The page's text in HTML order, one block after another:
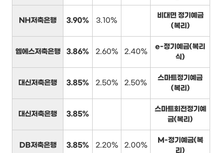
NH저축은행 3.90% 3.10%
비대면 정기예금
(복리)
엠에스저축은행 3.86% 2.60% 2.40%
e-정기예금(복리
식)
대신저축은행 3.85% 2.50% 2.50%
스마트정기예금
(복리)
대신저축은행 3.85%
스마트회전정기예
금(복리)
DB저축은행 3.85% 2.20% 2.00%
M-정기예금(복
리)